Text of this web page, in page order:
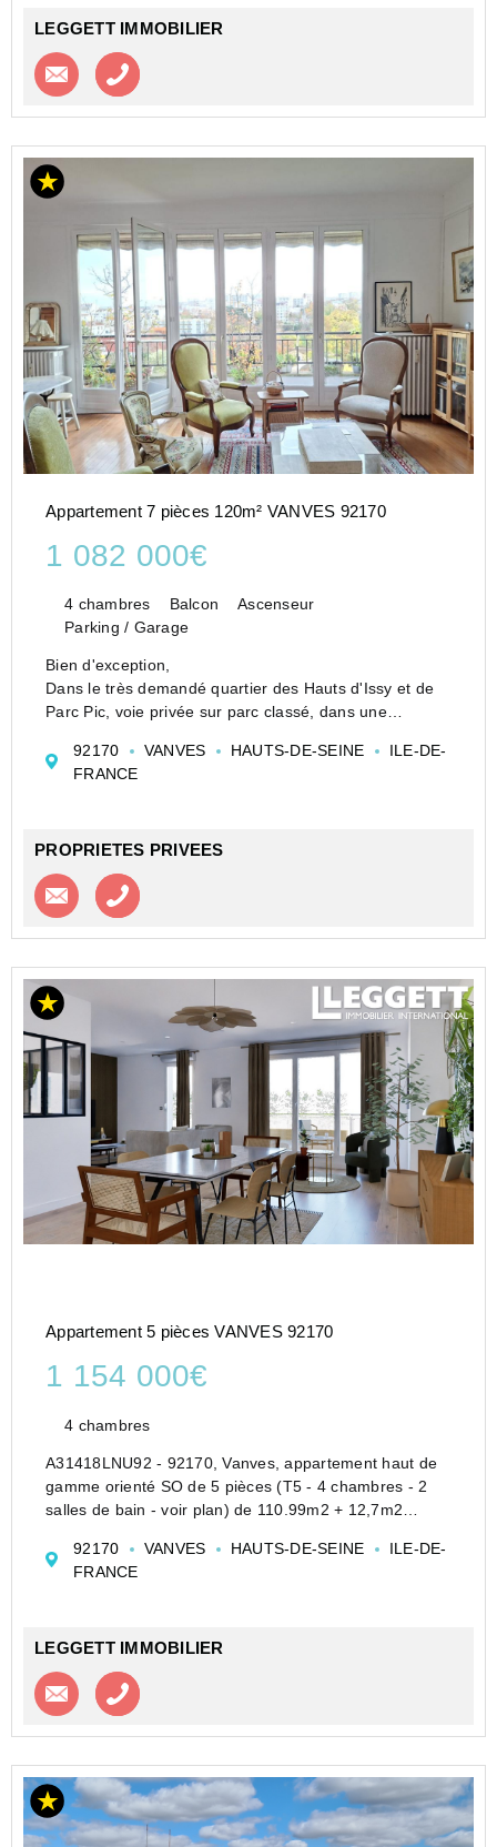
LEGGETT IMMOBILIER
Contacter l'agence
Appartement 7 pièces 120m² VANVES 92170
1 082 000€
4 chambres Balcon
Ascenseur
Parking / Garage
Bien d'exception,
Dans le très demandé quartier des Hauts d'Issy et de
Parc Pic, voie privée sur parc classé, dans une
duplex en dernier étage propose la partie jour et la
partie nu...
92170 VANVES HAUTS-DE-SEINE
ILE-DE-
FRANCE
PROPRIETES PRIVEES
Contacter l'agence
Appartement 5 pièces VANVES 92170
1 154 000€
4 chambres
A31418LNU92 - 92170, Vanves, appartement haut de
gamme orienté SO de 5 pièces (T5 - 4 chambres - 2
salles de bain - voir plan) de 110.99m2 + 12,7m2
2eme trimestre 2025, offrant clarté et modernité au 3e
étage ...
92170 VANVES HAUTS-DE-SEINE
ILE-DE-
FRANCE
LEGGETT IMMOBILIER
Contacter l'agence